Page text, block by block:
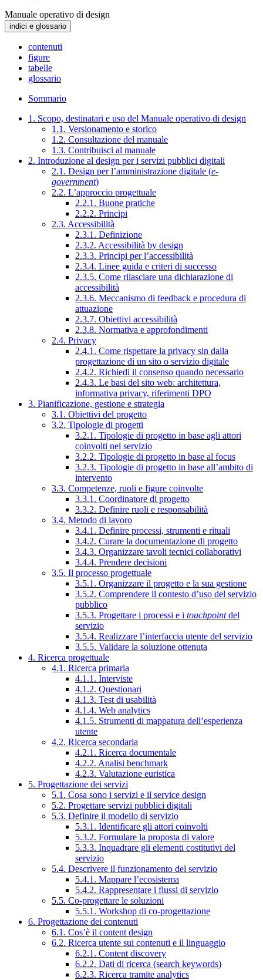
Manuale operativo di design
indici e glossario
contenuti
figure
tabelle
glossario
Sommario
1. Scopo, destinatari e uso del Manuale operativo di design
1.1. Versionamento e storico
1.2. Consultazione del manuale
1.3. Contribuisci al manuale
2. Introduzione al design per i servizi pubblici digitali
2.1. Design per l’amministrazione digitale (e-
government)
2.2. L’approccio progettuale
2.2.1. Buone pratiche
2.2.2. Principi
2.3. Accessibilità
2.3.1. Definizione
2.3.2. Accessibilità by design
2.3.3. Principi per l’accessibilità
2.3.4. Linee guida e criteri di successo
2.3.5. Come rilasciare una dichiarazione di
accessibilità
2.3.6. Meccanismo di feedback e procedura di
attuazione
2.3.7. Obiettivi accessibilità
2.3.8. Normativa e approfondimenti
2.4. Privacy
2.4.1. Come rispettare la privacy sin dalla
progettazione di un sito o servizio digitale
2.4.2. Richiedi il consenso quando necessario
2.4.3. Le basi del sito web: architettura,
informativa privacy, riferimenti DPO
3. Pianificazione, gestione e strategia
3.1. Obiettivi del progetto
3.2. Tipologie di progetti
3.2.1. Tipologie di progetto in base agli attori
coinvolti nel servizio
3.2.2. Tipologie di progetto in base al focus
3.2.3. Tipologie di progetto in base all’ambito di
intervento
3.3. Competenze, ruoli e figure coinvolte
3.3.1. Coordinatore di progetto
3.3.2. Definire ruoli e responsabilità
3.4. Metodo di lavoro
3.4.1. Definire processi, strumenti e rituali
3.4.2. Curare la documentazione di progetto
3.4.3. Organizzare tavoli tecnici collaborativi
3.4.4. Prendere decisioni
3.5. Il processo progettuale
3.5.1. Organizzare il progetto e la sua gestione
3.5.2. Comprendere il contesto d’uso del servizio
pubblico
3.5.3. Progettare i processi e i touchpointdel
servizio
3.5.4. Realizzare l’interfaccia utente del servizio
3.5.5. Validare la soluzione ottenuta
4. Ricerca progettuale
4.1. Ricerca primaria
4.1.1. Interviste
4.1.2. Questionari
4.1.3. Test di usabilità
4.1.4. Web analytics
4.1.5. Strumenti di mappatura dell’esperienza
utente
4.2. Ricerca secondaria
4.2.1. Ricerca documentale
4.2.2. Analisi benchmark
4.2.3. Valutazione euristica
5. Progettazione dei servizi
5.1. Cosa sono i servizi e il service design
5.2. Progettare servizi pubblici digitali
5.3. Definire il modello di servizio
5.3.1. Identificare gli attori coinvolti
5.3.2. Formulare la proposta di valore
5.3.3. Inquadrare gli elementi costitutivi del
servizio
5.4. Descrivere il funzionamento del servizio
5.4.1. Mappare l’ecosistema
5.4.2. Rappresentare i flussi di servizio
5.5. Co-progettare le soluzioni
5.5.1. Workshop di co-progettazione
6. Progettazione dei contenuti
6.1. Cos’è il content design
6.2. Ricerca utente sui contenuti e il linguaggio
6.2.1. Content discovery
6.2.2. Dati di ricerca (search keywords)
6.2.3. Ricerca tramite analytics